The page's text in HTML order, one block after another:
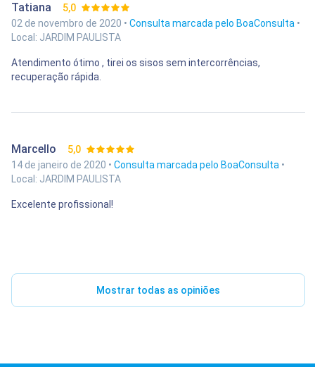
Tatiana
5,0
02 de novembro de 2020 • Consulta marcada pelo BoaConsulta •
Local: JARDIM PAULISTA
Atendimento ótimo , tirei os sisos sem intercorrências,
recuperação rápida.
Marcello
5,0
14 de janeiro de 2020 • Consulta marcada pelo BoaConsulta •
Local: JARDIM PAULISTA
Excelente profissional!
Mostrar todas as opiniões